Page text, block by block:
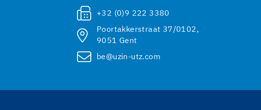
+32 (0)9 222 3380
Poortakkerstraat 37/0102,
9051 Gent
be@uzin-utz.com